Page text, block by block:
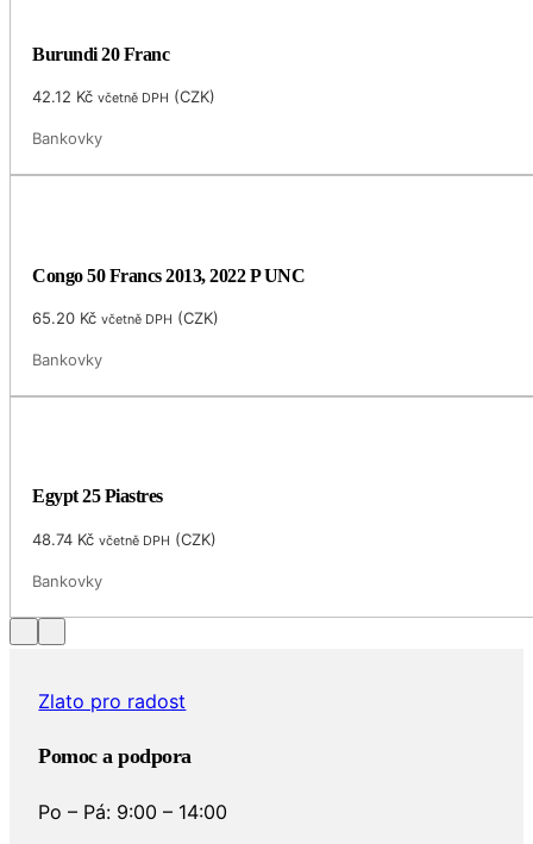
Burundi 20 Franc
42.12 Kč včetně DPH (CZK)
Bankovky
Congo 50 Francs 2013, 2022 P UNC
65.20 Kč včetně DPH (CZK)
Bankovky
Egypt 25 Piastres
48.74 Kč včetně DPH (CZK)
Bankovky
Zlato pro radost
Pomoc a podpora
Po – Pá: 9:00 – 14:00